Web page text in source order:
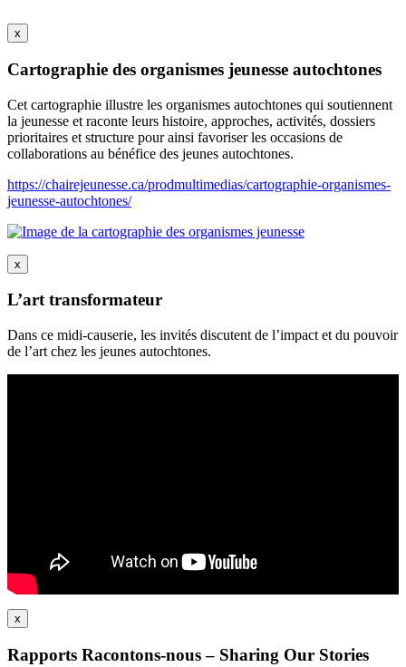
x
Cartographie des organismes jeunesse autochtones
Cet cartographie illustre les organismes autochtones qui soutiennent
la jeunesse et raconte leurs histoire, approches, activités, dossiers
prioritaires et structure pour ainsi favoriser les occasions de
collaborations au bénéfice des jeunes autochtones.
https://chairejeunesse.ca/prodmultimedias/cartographie-organismes-
jeunesse-autochtones/
x
L’art transformateur
Dans ce midi-causerie, les invités discutent de l’impact et du pouvoir
de l’art chez les jeunes autochtones.
x
Rapports Racontons-nous – Sharing Our Stories